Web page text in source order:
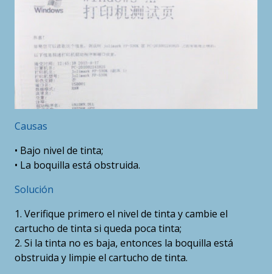
Causas
• Bajo nivel de tinta;
• La boquilla está obstruida.
Solución
1. Verifique primero el nivel de tinta y cambie el
cartucho de tinta si queda poca tinta;
2. Si la tinta no es baja, entonces la boquilla está
obstruida y limpie el cartucho de tinta.